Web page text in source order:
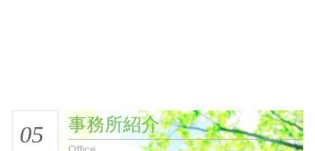
05 事務所紹介